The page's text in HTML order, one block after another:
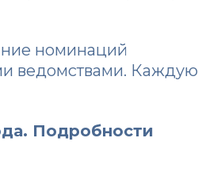
номинаций
ведомствами. Каждую
Подробности